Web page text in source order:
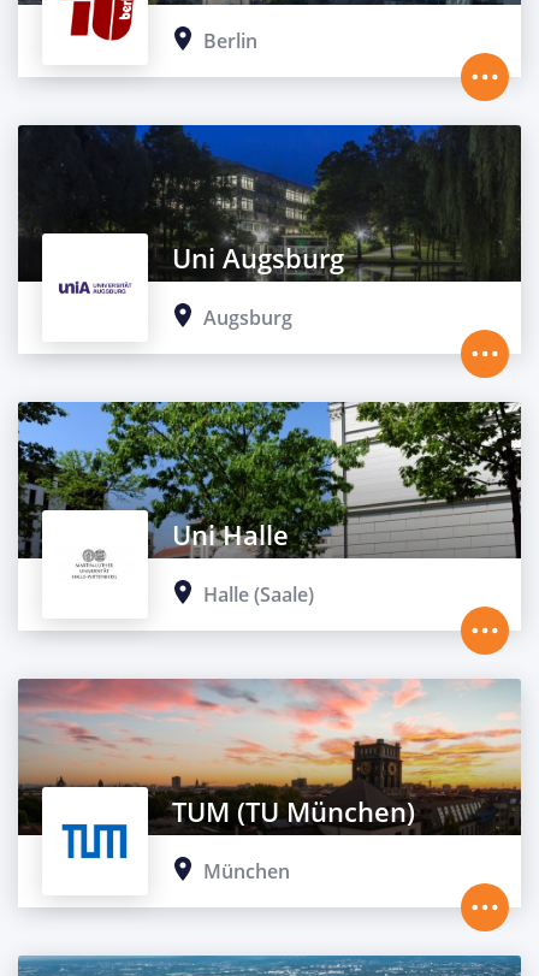
Berlin
Uni Augsburg
Augsburg
Uni Halle
Halle (Saale)
TUM (TU München)
München